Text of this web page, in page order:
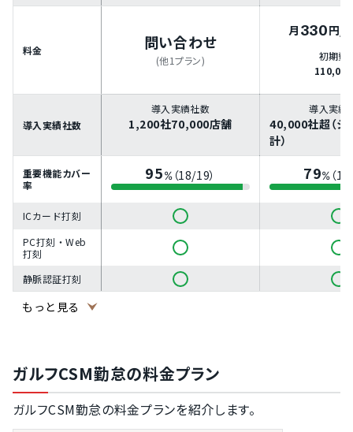
料金 問い合わせ
(他1プラン)
月 330円
初期費
導入実績社数
導入実績社数
1,200社70,000店舗
導入実績
40,000社超（シ
計）
重要機能カバー
率
95%（18/19） 79% （
ICカード打刻
PC打刻・Web
打刻
静脈認証打刻
GPS打刻（位置
情報記録）
ン打刻）
顔認証打刻
LINE打刻
もっと見る
ガルフCSM勤怠の料金プラン
ガルフCSM勤怠の料金プランを紹介します。